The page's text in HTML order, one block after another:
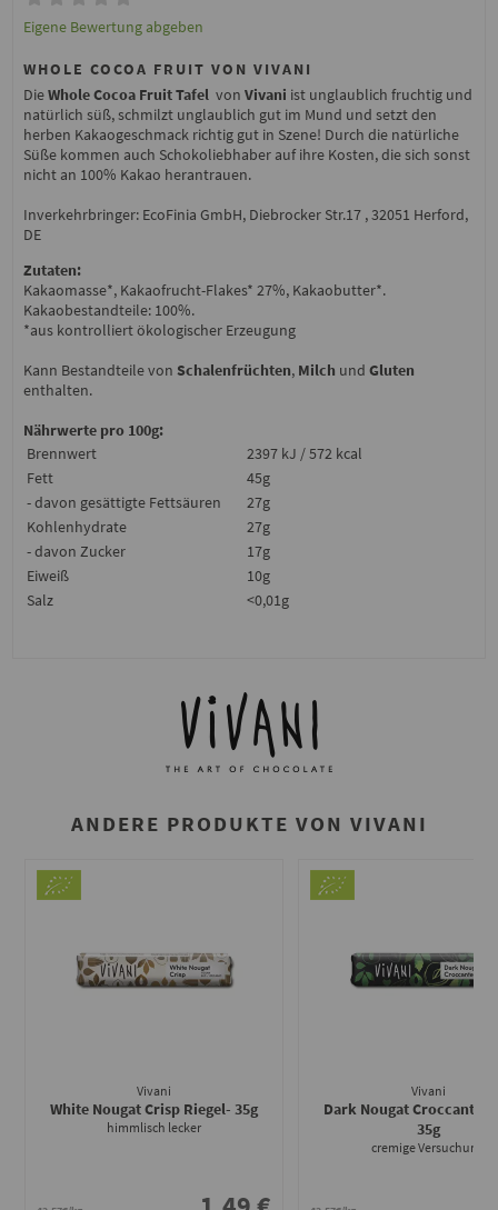
Eigene Bewertung abgeben
WHOLE COCOA FRUIT VON VIVANI
DieWhole Cocoa Fruit Tafelvon Vivani ist unglaublich fruchtig und
natürlich süß, schmilzt unglaublich gut im Mund und setzt den
herben Kakaogeschmack richtig gut in Szene! Durch die natürliche
Süße kommen auch Schokoliebhaber auf ihre Kosten, die sich sonst
nicht an 100% Kakao herantrauen.
Inverkehrbringer: EcoFinia GmbH, Diebrocker Str.17 , 32051 Herford,
DE
Zutaten:
Kakaomasse*, Kakaofrucht-Flakes* 27%, Kakaobutter*.
Kakaobestandteile: 100%.
*aus kontrolliert ökologischer Erzeugung
Kann Bestandteile von Schalenfrüchten, Milch und Gluten
enthalten.
Nährwerte pro 100g:
Brennwert
2397 kJ / 572 kcal
Fett
45g
- davon gesättigte Fettsäuren
27g
Kohlenhydrate
27g
- davon Zucker
17g
Eiweiß
10g
Salz
<0,01g
ANDERE PRODUKTE VON VIVANI
Vivani
White Nougat Crisp Riegel- 35g
himmlisch lecker
Vivani
Dark Nougat Croccante
35g
cremige Versuchung